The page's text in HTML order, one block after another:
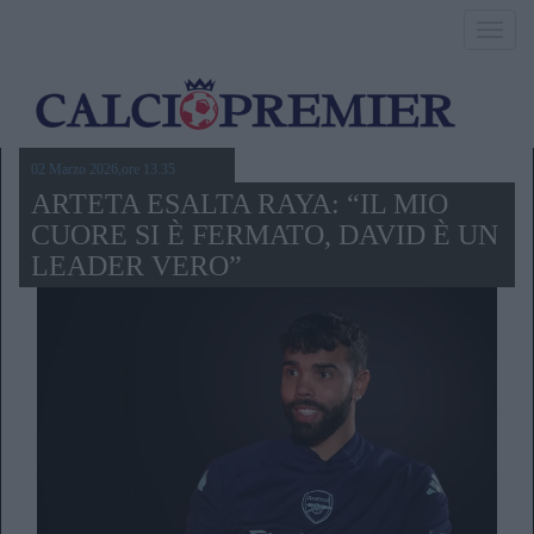
02 Marzo 2026,ore 13.35
ARTETA ESALTA RAYA: “IL MIO
CUORE SI È FERMATO, DAVID È UN
LEADER VERO”